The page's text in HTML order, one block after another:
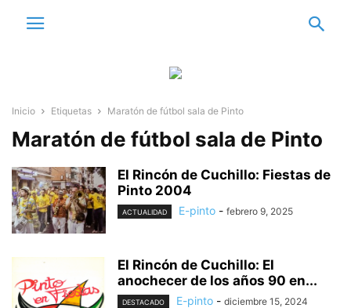
Inicio Etiquetas Maratón de fútbol sala de Pinto
Maratón de fútbol sala de Pinto
El Rincón de Cuchillo: Fiestas de
Pinto 2004
ACTUALIDAD E-pinto - febrero 9, 2025
El Rincón de Cuchillo: El
anochecer de los años 90 en...
DESTACADO E-pinto - diciembre 15, 2024